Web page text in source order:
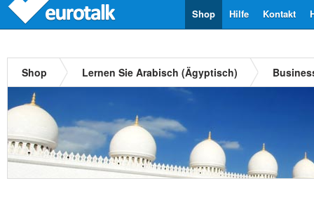
Kontakt
Hilfe
Shop
Shop Lernen Sie Arabisch (Ägyptisch)